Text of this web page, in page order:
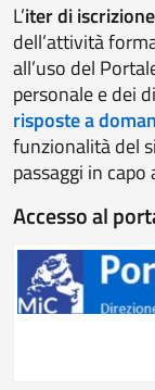
L’iter di
dell’attività
all’uso del
personale e dei
risposte a
funzionalità del
passaggi in
Accesso al